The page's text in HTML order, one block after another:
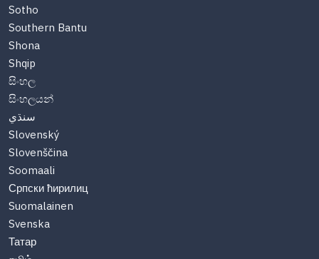
Sotho
Southern Bantu
Shona
Shqip
සිංහල
සිංහලයන්
سنڌي
Slovenský
Slovenščina
Soomaali
Српски ћирилиц
Suomalainen
Svenska
Татар